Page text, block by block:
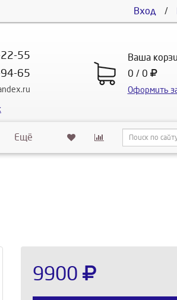
Вход /
55
65
Ваша
0 / 0
Оформить
Ещё
9900